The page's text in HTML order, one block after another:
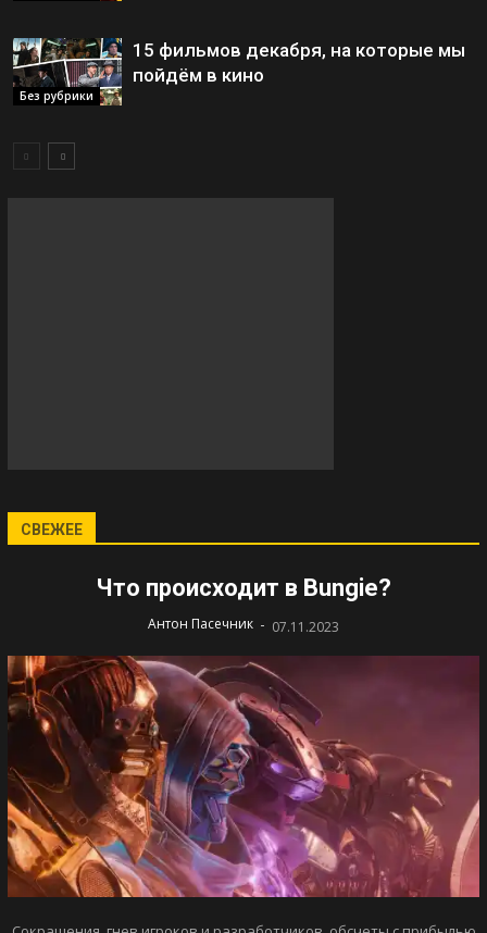
Без рубрики
15 фильмов декабря, на которые мы
пойдём в кино
СВЕЖЕЕ
Что происходит в Bungie?
Антон Пасечник - 07.11.2023